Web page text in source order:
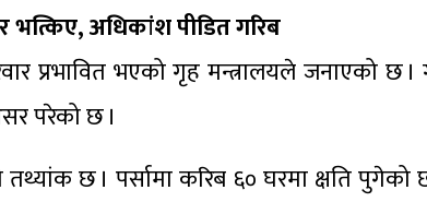
भत्किए, अधिकांश पीडित गरिब
प्रभावित भएको गृह मन्त्रालयले जनाएको
परेको छ ।
छ । पर्सामा करिब ६० घरमा क्षति पुगेको